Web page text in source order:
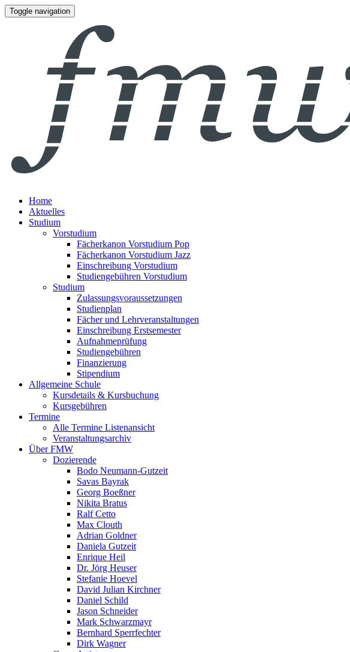
Toggle navigation
Home
Aktuelles
Studium
Vorstudium
Fächerkanon Vorstudium Pop
Fächerkanon Vorstudium Jazz
Einschreibung Vorstudium
Studiengebühren Vorstudium
Studium
Zulassungsvoraussetzungen
Studienplan
Fächer und Lehrveranstaltungen
Einschreibung Erstsemester
Aufnahmeprüfung
Studiengebühren
Finanzierung
Stipendium
Allgemeine Schule
Kursdetails & Kursbuchung
Kursgebühren
Termine
Alle Termine Listenansicht
Veranstaltungsarchiv
Über FMW
Dozierende
Bodo Neumann-Gutzeit
Savas Bayrak
Georg Boeßner
Nikita Bratus
Ralf Cetto
Max Clouth
Adrian Goldner
Daniela Gutzeit
Enrique Heil
Dr. Jörg Heuser
Stefanie Hoevel
David Julian Kirchner
Daniel Schild
Jason Schneider
Mark Schwarzmayr
Bernhard Sperrfechter
Dirk Wagner